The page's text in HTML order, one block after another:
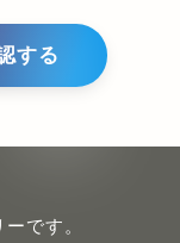
する
です。